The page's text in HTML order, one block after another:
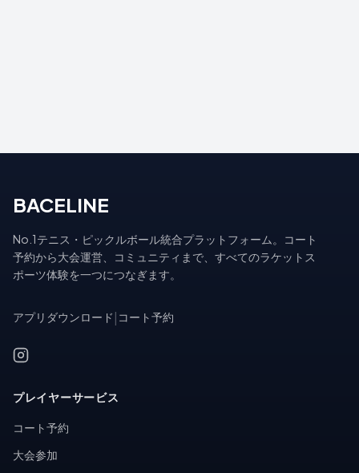
BACELINE
No.1テニス・ピックルボール統合プラットフォーム。コート
予約から大会運営、コミュニティまで、すべてのラケットス
ポーツ体験を一つにつなぎます。
アプリダウンロード コート予約
プレイヤーサービス
コート予約
大会参加